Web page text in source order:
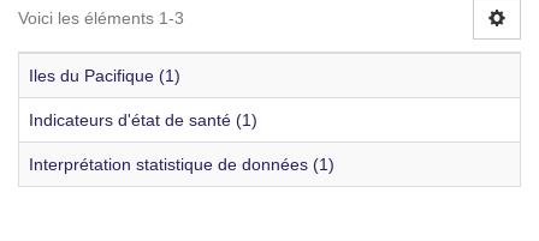
Voici les éléments 1-3
Iles du Pacifique (1)
Indicateurs d'état de santé (1)
Interprétation statistique de données (1)